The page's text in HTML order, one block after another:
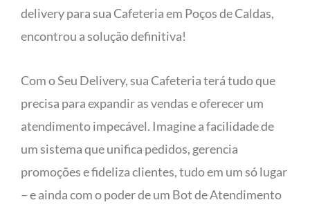
delivery para sua Cafeteria em Poços de Caldas,
encontrou a solução definitiva!
Com o Seu Delivery, sua Cafeteria terá tudo que
precisa para expandir as vendas e oferecer um
atendimento impecável. Imagine a facilidade de
um sistema que unifica pedidos, gerencia
promoções e fideliza clientes, tudo em um só lugar
– e ainda com o poder de um Bot de Atendimento